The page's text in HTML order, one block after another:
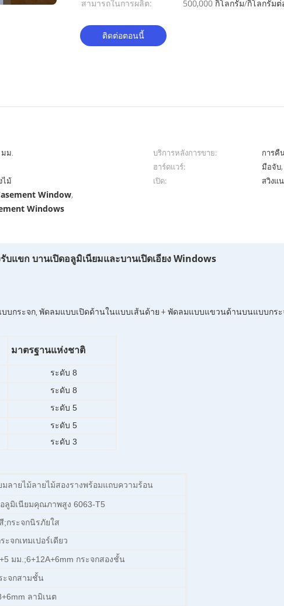
สามารถในการผลิต:
500,000 กิโลกรัม/กิโลกรัม
ติดต่อตอนนี้
มม. บริการหลังการขาย:
การคื
ฮาร์ดแวร์:
มือจับ
ไม้ เปิด:
สวิงแ
Window,
Windows
แขก บานเปิดอลูมิเนียมและบานเปิดเอียง Windows
บกระจก, พัดลมแบบเปิดด้านในแบบเส้นด้าย + พัดลมแบบแขวนด้านบนแบบกระ
มาตรฐานแห่งชาติ
ระดับ 8
ระดับ 8
ระดับ 5
ระดับ 5
ระดับ 3
ลายไม้ลายไม้สองรางพร้อมแถบความร้อน
ลูมิเนียมคุณภาพสูง 6063-T5
;กระจกนิรภัยใส
ะจกเทมเปอร์เดียว
มม.;6+12A+6mm กระจกสองชั้น
ะจกสามชั้น
ลามิเนต